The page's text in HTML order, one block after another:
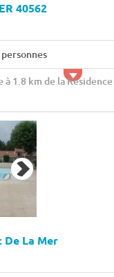
40562
à 1.8 km de la
De La Mer